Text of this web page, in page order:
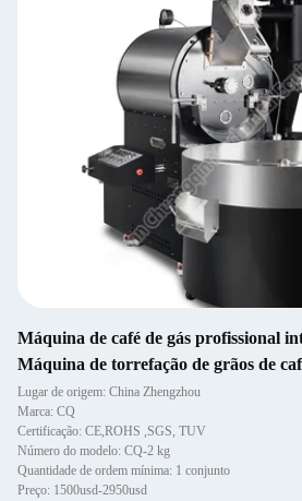
Máquina de café de gás profissional
Máquina de torrefação de grãos de
Lugar de origem: China Zhengzhou
Marca: CQ
Certificação: CE,ROHS ,SGS, TUV
Número do modelo: CQ-2 kg
Quantidade de ordem mínima: 1 conjunto
Preço: 1500usd-2950usd